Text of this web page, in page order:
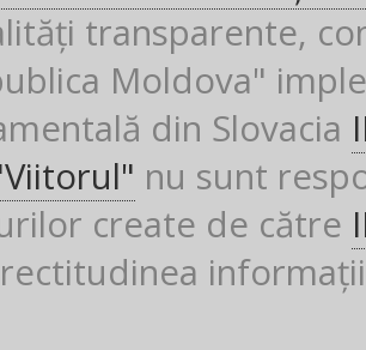
transparente,
Moldova"
din Slovacia
nu sunt
create de către